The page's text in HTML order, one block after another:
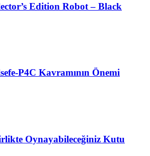
Edition Robot – Black
P4C Kavramının Önemi
Oynayabileceğiniz Kutu